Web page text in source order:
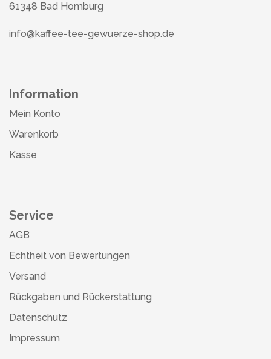
61348 Bad Homburg
info@kaffee-tee-gewuerze-shop.de
Information
Mein Konto
Warenkorb
Kasse
Service
AGB
Echtheit von Bewertungen
Versand
Rückgaben und Rückerstattung
Datenschutz
Impressum